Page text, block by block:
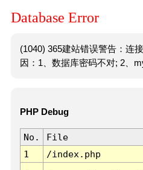
Database Error
(1040) 365建站错误警告：连
因：1、数据库密码不对; 2、
PHP Debug
No. File
1
/index.php